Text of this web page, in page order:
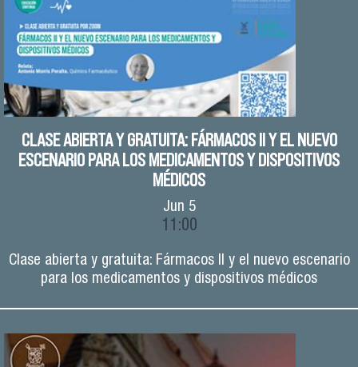
CLASE ABIERTA Y GRATUITA: FÁRMACOS II Y EL NUEVO
ESCENARIO PARA LOS MEDICAMENTOS Y DISPOSITIVOS
MÉDICOS
Jun 5
11:00
Clase abierta y gratuita: Fármacos II y el nuevo escenario
para los medicamentos y dispositivos médicos